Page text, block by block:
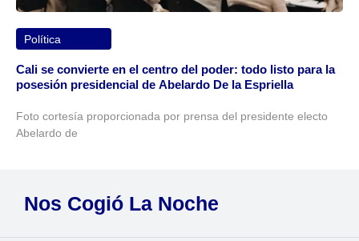
Política
Cali se convierte en el centro del poder: todo listo para la
posesión presidencial de Abelardo De la Espriella
Foto cortesía proporcionada por prensa del presidente electo
Abelardo de
Nos Cogió La Noche